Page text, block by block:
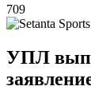
709
УПЛ